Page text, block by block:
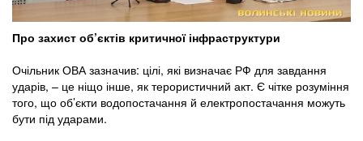
Про захист об’єктів критичної інфраструктури
Очільник ОВА зазначив: цілі, які визначає РФ для завдання
ударів, – це ніщо інше, як терористичний акт. Є чітке розуміння
того, що об’єкти водопостачання й електропостачання можуть
бути під ударами.